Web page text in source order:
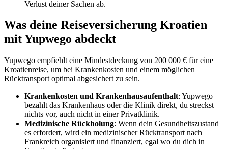
Verlust deiner Sachen ab.
Was deine Reiseversicherung Kroatien
mit Yupwego abdeckt
Yupwego empfiehlt eine Mindestdeckung von 200 000 € für eine
Kroatienreise, um bei Krankenkosten und einem möglichen
Rücktransport optimal abgesichert zu sein.
Krankenkosten und Krankenhausaufenthalt: Yupwego
bezahlt das Krankenhaus oder die Klinik direkt, du streckst
nichts vor, auch nicht in einer Privatklinik.
Medizinische Rückholung: Wenn dein Gesundheitszustand
es erfordert, wird ein medizinischer Rücktransport nach
Frankreich organisiert und finanziert, egal wo du dich in